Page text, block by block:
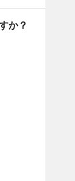
か？